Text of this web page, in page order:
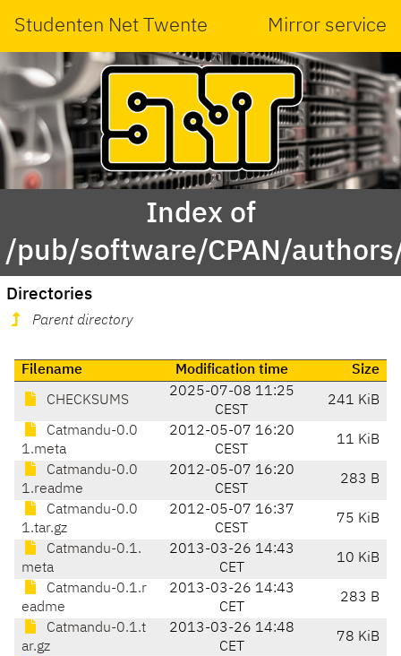
Studenten Net Twente Mirror service
Index of
/pub/software/CPAN/
Directories
Parent directory
Filename Modification time Size
CHECKSUMS
2025-07-08 11:25
CEST
241 KiB
Catmandu-0.0
1.meta
2012-05-07 16:20
CEST
11 KiB
Catmandu-0.0
1.readme
2012-05-07 16:20
CEST
283 B
Catmandu-0.0
1.tar.gz
2012-05-07 16:37
CEST
75 KiB
Catmandu-0.1.
meta
2013-03-26 14:43
CET
10 KiB
Catmandu-0.1.r
eadme
2013-03-26 14:43
CET
283 B
Catmandu-0.1.t
ar.gz
2013-03-26 14:48
CET
78 KiB